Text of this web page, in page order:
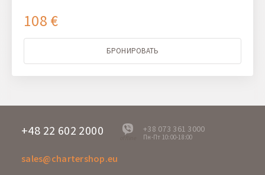
108 €
БРОНИРОВАТЬ
+48 22 602 2000 +38 073 361 3000
Пн-Пт 10:00-18:00
sales@chartershop.eu